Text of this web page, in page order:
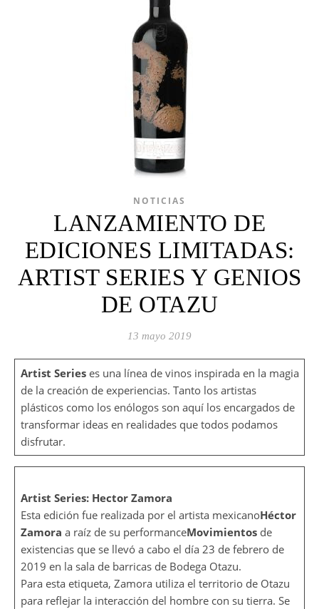
NOTICIAS
LANZAMIENTO DE
EDICIONES LIMITADAS:
ARTIST SERIES Y GENIOS
DE OTAZU
13 mayo 2019
Artist Serieses una línea de vinos inspirada en la magia
de la creación de experiencias. Tanto los artistas
plásticos como los enólogos son aquí los encargados de
transformar ideas en realidades que todos podamos
disfrutar.
Artist Series: Hector Zamora
Esta edición fue realizada por el artista mexicanoHéctor
Zamora a raíz de su performanceMovimientosde
existencias que se llevó a cabo el día 23 de febrero de
2019 en la sala de barricas de Bodega Otazu.
Para esta etiqueta, Zamora utiliza el territorio de Otazu
para reflejar la interacción del hombre con su tierra. Se